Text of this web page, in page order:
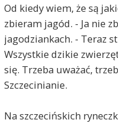
Od kiedy wiem, że są
zbieram jagód. - Ja nie
jagodziankach. - Teraz
Wszystkie dzikie
się. Trzeba uważać,
Szczecinianie.
Na szczecińskich